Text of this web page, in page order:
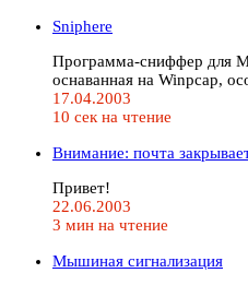
Sniphere
Программа-сниффер для
оснаванная на Winpcap,
17.04.2003
10 сек на чтение
Внимание: почта
Привет!
22.06.2003
3 мин на чтение
Мышиная сигнализация